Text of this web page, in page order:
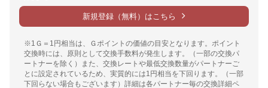
新規登録（無料）はこちら
※1Ｇ＝1円相当は、Ｇポイントの価値の目安となります。ポイント
交換時には、原則として交換手数料が発生します。（一部の交換パ
ートナーを除く）また、交換レートや最低交換数量がパートナーご
とに設定されているため、実質的には1円相当を下回ります。（一部
下回らない場合もございます）詳細は各パートナー毎の交換詳細ペ